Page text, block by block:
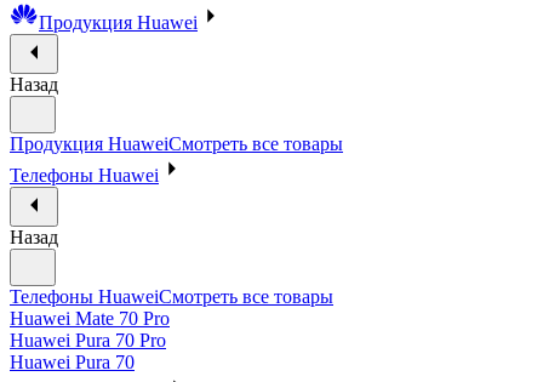
Продукция Huawei
Назад
Продукция HuaweiСмотреть все товары
Телефоны Huawei
Назад
Телефоны HuaweiСмотреть все товары
Huawei Mate 70 Pro
Huawei Pura 70 Pro
Huawei Pura 70